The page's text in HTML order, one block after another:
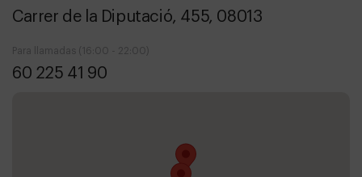
Carrer de la Diputació, 455, 08013
Para llamadas (16:00 - 22:00)
60 225 41 90